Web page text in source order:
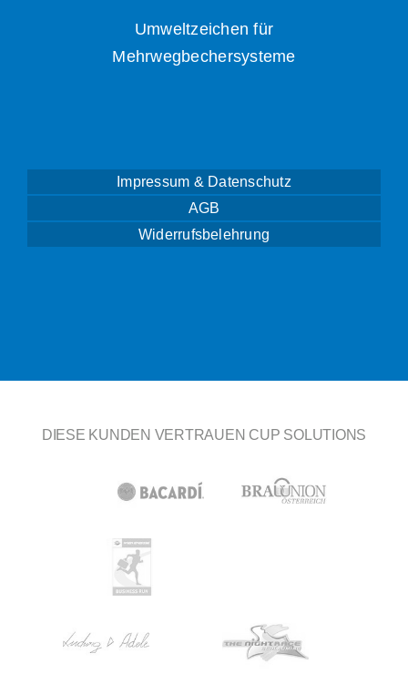
Umweltzeichen für
Mehrwegbechersysteme
Impressum & Datenschutz
AGB
Widerrufsbelehrung
DIESE KUNDEN VERTRAUEN CUP SOLUTIONS